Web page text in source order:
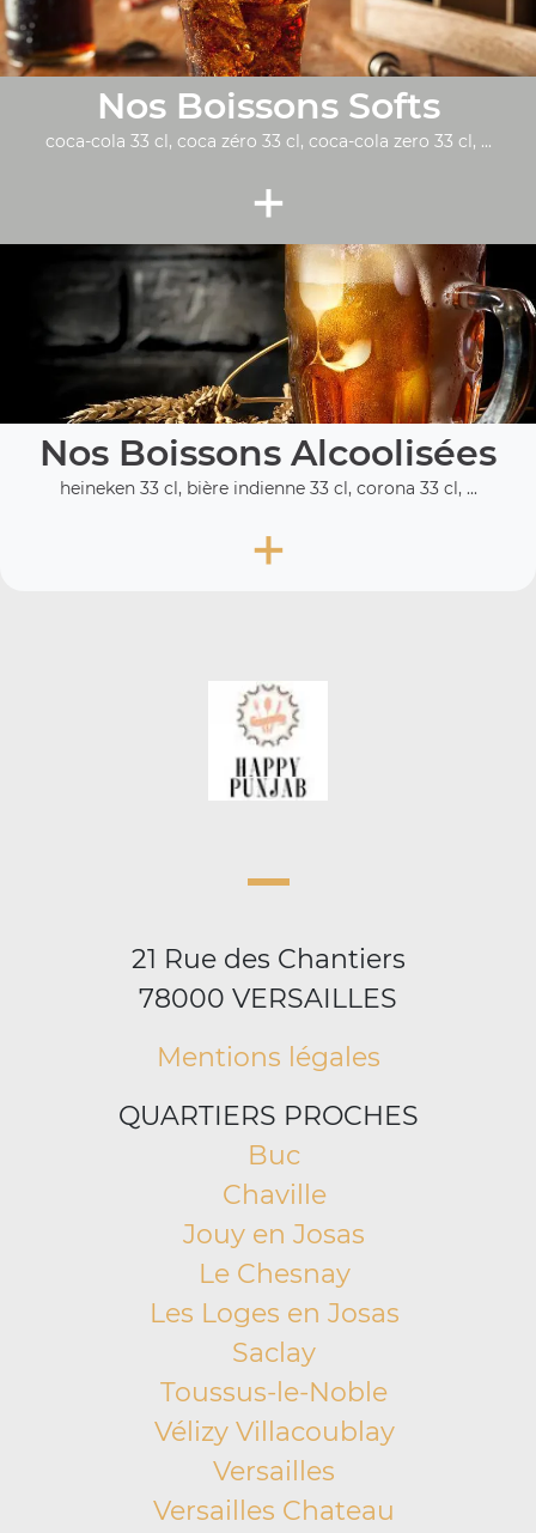
Nos Boissons Softs
coca-cola 33 cl, coca zéro 33 cl, coca-cola zero 33 cl, ...
+
Nos Boissons Alcoolisées
heineken 33 cl, bière indienne 33 cl, corona 33 cl, ...
+
21 Rue des Chantiers
78000 VERSAILLES
Mentions légales
QUARTIERS PROCHES
Buc
Chaville
Jouy en Josas
Le Chesnay
Les Loges en Josas
Saclay
Toussus-le-Noble
Vélizy Villacoublay
Versailles
Versailles Chateau